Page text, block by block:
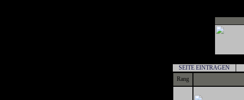
SEITE EINTRAGEN
Rang